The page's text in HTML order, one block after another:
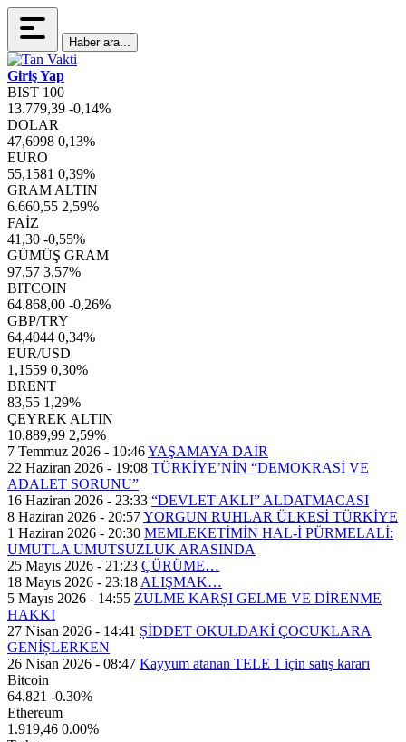
Haber ara...
Giriş Yap
BIST 100
13.779,39 -0,14%
DOLAR
47,6998 0,13%
EURO
55,1581 0,39%
GRAM ALTIN
6.660,55 2,59%
FAİZ
41,30 -0,55%
GÜMÜŞ GRAM
97,57 3,57%
BITCOIN
64.868,00 -0,26%
GBP/TRY
64,4044 0,34%
EUR/USD
1,1559 0,30%
BRENT
83,55 1,29%
ÇEYREK ALTIN
10.889,99 2,59%
7 Temmuz 2026 - 10:46YAŞAMAYA DAİR
22 Haziran 2026 - 19:08 TÜRKİYE’NİN “DEMOKRASİ VE
ADALET SORUNU”
16 Haziran 2026 - 23:33 “DEVLET AKLI” ALDATMACASI
8 Haziran 2026 - 20:57YORGUN RUHLAR ÜLKESİ TÜRKİYE
1 Haziran 2026 - 20:30 MEMLEKETİMİN HAL-İ PÜRMELALİ:
UMUTLA UMUTSUZLUK ARASINDA
25 Mayıs 2026 - 21:23 ÇÜRÜME…
18 Mayıs 2026 - 23:18 ALIŞMAK…
5 Mayıs 2026 - 14:55 ZULME KARȘI GELME VE DİRENME
HAKKI
27 Nisan 2026 - 14:41 ȘİDDET OKULDAKİ ÇOCUKLARA
GENİȘLERKEN
26 Nisan 2026 - 08:47 Kayyum atanan TELE 1 için satış kararı
Bitcoin
64.821 -0.30%
Ethereum
1.919,46 0.00%